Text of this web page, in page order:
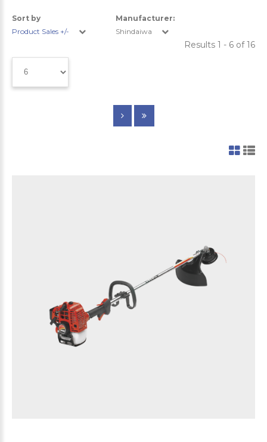
Sort by
Product Sales +/-
Manufacturer:
Shindaiwa
Results 1 - 6 of 16